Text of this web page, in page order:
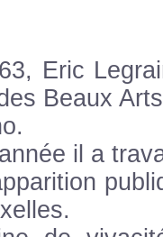
Eric
Beaux
il a